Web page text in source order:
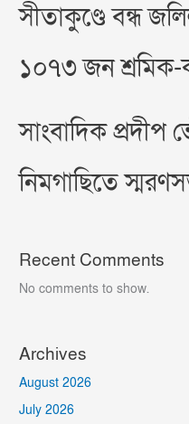
সীতাকুণ্ডে বন্ধ
১০৭৩ জন শ্রমিক-
সাংবাদিক প্রদীপ
নিমগাছিতে
Recent Comments
No comments to show.
Archives
August 2026
July 2026